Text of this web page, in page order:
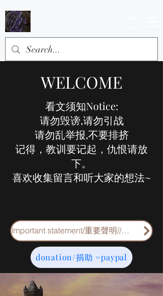
WELCOME
看文须知Notice:
请勿毁谤,请勿引战
请勿乱举报,不要排挤
记得，教训要记起，仇恨请放
下。
喜欢收集留言和听大家的想法~
Important statement/重要聲明//重要申明
donation/捐助 =paypal